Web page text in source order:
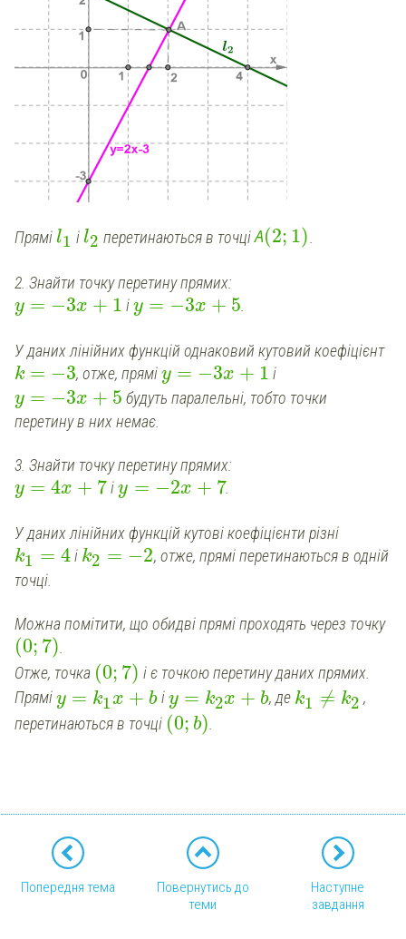
Пряміl1 іl2 перетинаються в точціА(2; 1)
2. Знайти точку перетину прямих:
y = −3x + 1 іy = −3x + 5.
У даних лінійних функцій однаковий кутовий коефіцієнт
k = −3, отже, пряміy = −3x + 1 і
y = −3x + 5 будуть паралельні, тобто точки
перетину в них немає.
3. Знайти точку перетину прямих:
y = 4x + 7іy = −2x + 7.
У даних лінійних функцій кутові коефіцієнти різні
k1 = 4і k2 = −2, отже, прямі перетинаються в одній
точці.
Можна помітити, що обидві прямі проходять через точку
(0; 7)
Отже, точка (0; 7) і є точкою перетину даних прямих.
Пряміy = k1x + bіy = k2x + b, де k1 ≠ k2 ,
перетинаються в точці (0; b)
Попередня тема
Повернутись до
теми
Наступне
завдання